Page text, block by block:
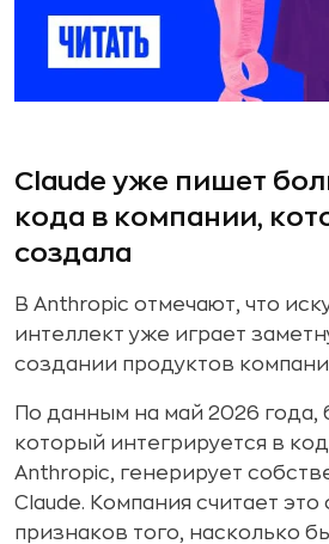
Claude уже пишет
кода в компании,
создала
В Anthropic отмечают, что
интеллект уже играет
создании продуктов
По данным на май 2026 года,
который интегрируется в
Anthropic, генерирует
Claude. Компания считает
признаков того, насколько